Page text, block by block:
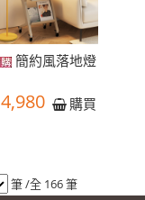
簡約風落地燈
4,980 購買
筆 /全 166 筆